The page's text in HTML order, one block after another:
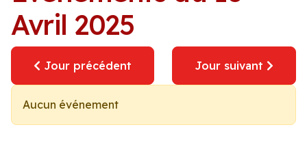
Avril 2025
Jour précédent Jour suivant
Aucun événement